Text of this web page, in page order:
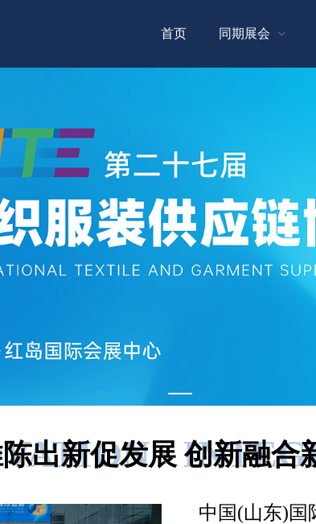
首页 同期展会
·
出新促发展 创新融合
中国(山东)国